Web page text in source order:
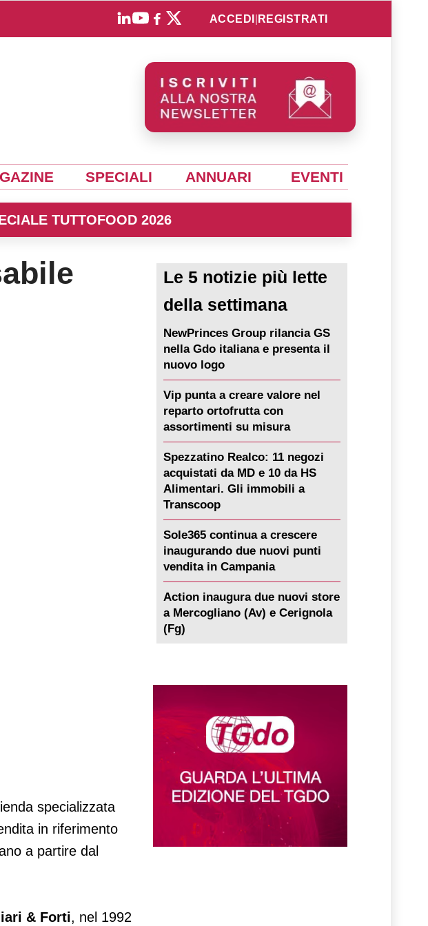
ACCEDI REGISTRATI
SPECIALI ANNUARI EVENTI
TUTTOFOOD 2026
specializzata
in riferimento
a partire dal
& Forti, nel 1992
Le 5 notizie più lette
della settimana
NewPrinces Group rilancia GS
nella Gdo italiana e presenta il
nuovo logo
Vip punta a creare valore nel
reparto ortofrutta con
assortimenti su misura
Spezzatino Realco: 11 negozi
acquistati da MD e 10 da HS
Alimentari. Gli immobili a
Transcoop
Sole365 continua a crescere
inaugurando due nuovi punti
vendita in Campania
Action inaugura due nuovi store
a Mercogliano (Av) e Cerignola
(Fg)